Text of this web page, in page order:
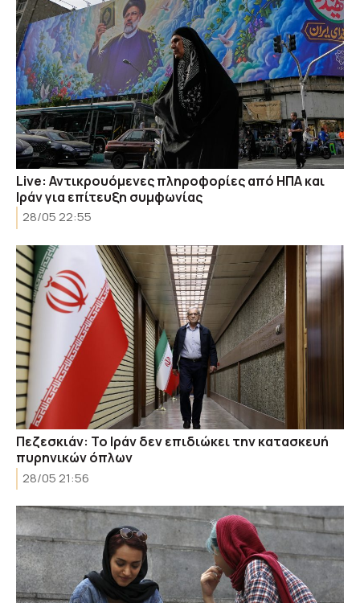
Live: Αντικρουόμενες πληροφορίες από ΗΠΑ και
Ιράν για επίτευξη συμφωνίας
28/05 22:55
Πεζεσκιάν: Το Ιράν δεν επιδιώκει την κατασκευή
πυρηνικών όπλων
28/05 21:56